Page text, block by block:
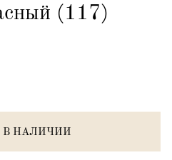
(117)
В НАЛИЧИИ